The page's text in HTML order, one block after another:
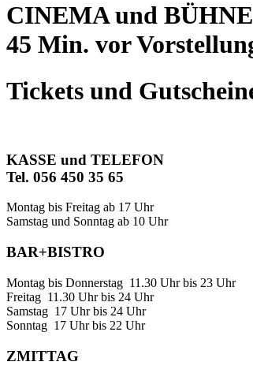
CINEMA und BÜHNE
45 Min. vor
Tickets und
KASSE und TELEFON
Tel. 056 450 35 65
Montag bis Freitag ab 17 Uhr
Samstag und Sonntag ab 10 Uhr
BAR+BISTRO
Montag bis Donnerstag 11.30 Uhr bis 23 Uhr
Freitag 11.30 Uhr bis 24 Uhr
Samstag 17 Uhr bis 24 Uhr
Sonntag 17 Uhr bis 22 Uhr
ZMITTAG